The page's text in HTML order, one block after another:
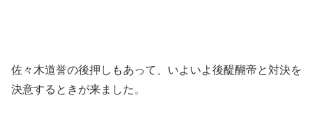
佐々木道誉の後押しもあって、いよいよ後醍醐帝と対決を
決意するときが来ました。